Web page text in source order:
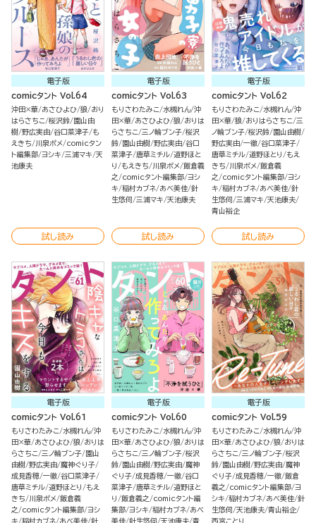
電子版
comicタント Vol.64
沖田×華 あさひよひ 狼 おり
はらさちこ 桜沢鈴 園山由
樹 野広実由 谷口菜津子 も
えきち
川泉ポメ
comicタン
ト編集部 ヨシキ 三浦マキ 天
池康夫
試し読み
電子版
comicタント Vol.63
もりさわたみこ 水槻れん 沖
田×華 あさひよひ 狼 おりは
らさちこ 三ノ輪ブン子 桜沢
鈴 園山由樹 野広実由 谷口
菜津子 唐草ミチル 道野ほと
り
もえきち 川泉ポメ 飯倉義
之
comicタント編集部 ヨシ
キ 稲村カブネ あべ美佳 針
生悠伺 三浦マキ 天池康夫
試し読み
電子版
comicタント Vol.62
もりさわたみこ 水槻れん 沖
田×華 狼 おりはらさちこ 三
ノ輪ブン子 桜沢鈴 園山由樹
野広実由 一徹 谷口菜津子
唐草ミチル 道野ほとり
もえ
きち
川泉ポメ 飯倉義
之
comicタント編集部 ヨシ
キ 稲村カブネ あべ美佳 針
生悠伺 三浦マキ 天池康夫
青山裕企
試し読み
電子版
comicタント Vol.61
もりさわたみこ 水槻れん 沖
田×華 あさひよひ 狼 おりは
らさちこ 三ノ輪ブン子 園山
由樹 野広実由 魔神ぐり子
成見香穂 一徹 谷口菜津子
唐草ミチル 道野ほとり
もえ
きち
川泉ポメ 飯倉義
之
comicタント編集部 ヨシ
キ 稲村カブネ あべ美佳 針
電子版
comicタント Vol.60
もりさわたみこ 水槻れん 沖
田×華 あさひよひ 狼 おりは
らさちこ 三ノ輪ブン子 桜沢
鈴 園山由樹 野広実由 魔神
ぐり子 成見香穂 一徹 谷口
菜津子 唐草ミチル 道野ほと
り
飯倉義之
comicタント編
集部 ヨシキ 稲村カブネ あべ
美佳 針生悠伺 天池康夫 青
電子版
comicタント Vol.59
もりさわたみこ 水槻れん 沖
田×華 あさひよひ 狼 おりは
らさちこ 三ノ輪ブン子 桜沢
鈴 園山由樹 野広実由 魔神
ぐり子 成見香穂 一徹 飯倉
義之
comicタント編集部 ヨ
シキ 稲村カブネ あべ美佳 針
生悠伺 天池康夫 青山裕企
西宮ことり